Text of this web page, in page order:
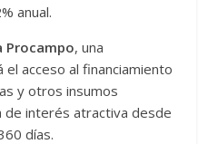
anual.
Procampo, una
acceso al financiamiento
y otros insumos
de interés atractiva desde
días.